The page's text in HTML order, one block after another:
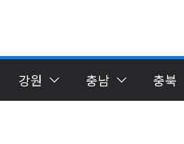
강원 충남 충북